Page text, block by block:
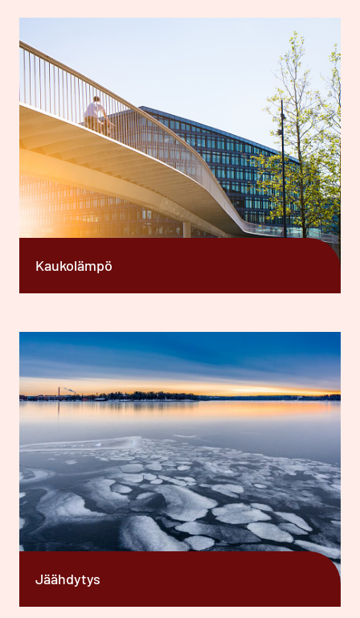
Kaukolämpö
Jäähdytys